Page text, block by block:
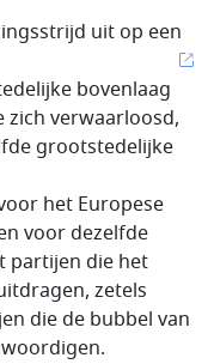
uit op een
bovenlaag
zich verwaarloosd,
grootstedelijke
het Europese
voor dezelfde
partijen die het
zetels
die de bubbel van